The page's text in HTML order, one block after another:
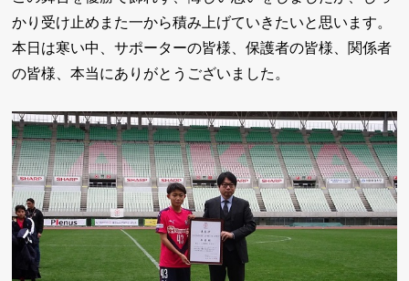
かり受け止めまた一から積み上げていきたいと思います。
本日は寒い中、サポーターの皆様、保護者の皆様、関係者
の皆様、本当にありがとうございました。